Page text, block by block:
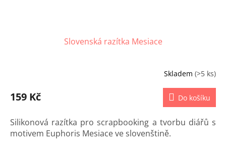
Slovenská razítka Mesiace
Skladem (>5 ks)
159 Kč Do košíku
Silikonová razítka pro scrapbooking a tvorbu diářů s
motivem Euphoris Mesiace ve slovenštině.